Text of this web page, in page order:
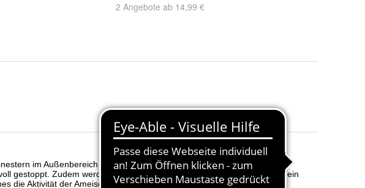
2 Angebote ab 14,99 €